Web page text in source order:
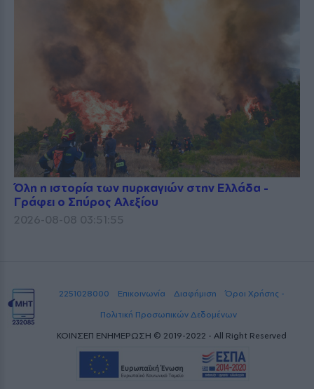
Όλη η ιστορία των πυρκαγιών στην Ελλάδα -
Γράφει ο Σπύρος Αλεξίου
2026-08-08 03:51:55
2251028000 Επικοινωνία Διαφήμιση
Όροι Χρήσης -
Πολιτική Προσωπικών Δεδομένων
ΚΟΙΝΣΕΠ ΕΝΗΜΕΡΩΣΗ © 2019-2022 - All Right Reserved